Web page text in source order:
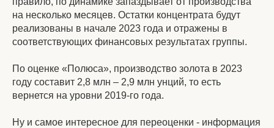
на несколько месяцев. Остатки концентрата будут
реализованы в начале 2023 года и отражены в
соответствующих финансовых результатах группы.
По оценке «Полюса», производство золота в 2023
году составит 2,8 млн – 2,9 млн унций, то есть
вернется на уровни 2019-го года.
Ну и самое интересное для переоценки - информация